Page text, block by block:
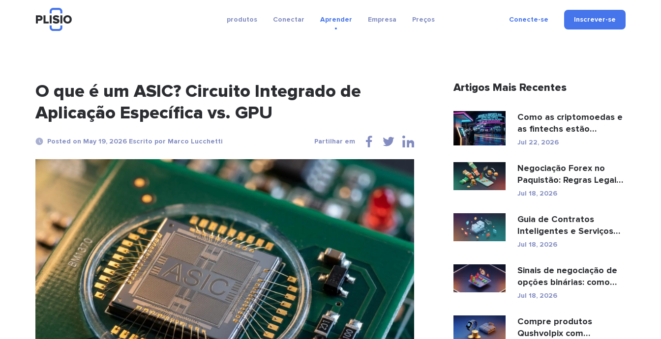
produtos Conectar Aprender Empresa Preços Conecte-se Inscrever-se
O que é um ASIC? Circuito Integrado de
Aplicação Específica vs. GPU
Posted on May 19, 2026 Escrito por Marco Lucchetti Partilhar em
Artigos Mais Recentes
Como as criptomoedas e
as fintechs estão
transformando os
Jul 22, 2026
Negociação Forex no
Paquistão: Regras Legais,
Corretoras, Aplic...
Jul 18, 2026
Guia de Contratos
Inteligentes e Serviços
de Desenvolvimento de
Jul 18, 2026
Sinais de negociação de
opções binárias: como
funcionam e os ...
Jul 18, 2026
Compre produtos
Qushvolpix com